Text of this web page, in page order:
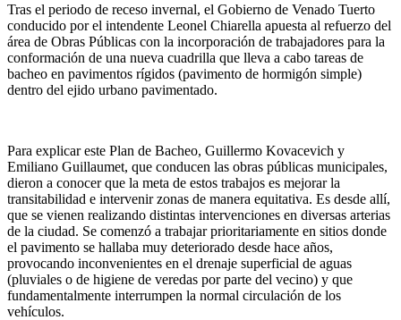
Tras el periodo de receso invernal, el Gobierno de Venado Tuerto
conducido por el intendente Leonel Chiarella apuesta al refuerzo del
área de Obras Públicas con la incorporación de trabajadores para la
conformación de una nueva cuadrilla que lleva a cabo tareas de
bacheo en pavimentos rígidos (pavimento de hormigón simple)
dentro del ejido urbano pavimentado.
Para explicar este Plan de Bacheo, Guillermo Kovacevich y
Emiliano Guillaumet, que conducen las obras públicas municipales,
dieron a conocer que la meta de estos trabajos es mejorar la
transitabilidad e intervenir zonas de manera equitativa. Es desde allí,
que se vienen realizando distintas intervenciones en diversas arterias
de la ciudad. Se comenzó a trabajar prioritariamente en sitios donde
el pavimento se hallaba muy deteriorado desde hace años,
provocando inconvenientes en el drenaje superficial de aguas
(pluviales o de higiene de veredas por parte del vecino) y que
fundamentalmente interrumpen la normal circulación de los
vehículos.